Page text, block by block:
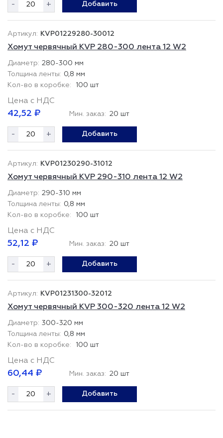
- + Добавить
KVP01229280-30012
Хомут червячный KVP 280-300 лента 12 W2
280-300 мм
0,8 мм
100 шт
Цена с НДС
42,52 ₽ Мин. заказ: 20 шт
- + Добавить
KVP01230290-31012
Хомут червячный KVP 290-310 лента 12 W2
290-310 мм
0,8 мм
100 шт
Цена с НДС
52,12 ₽ Мин. заказ: 20 шт
- + Добавить
KVP01231300-32012
Хомут червячный KVP 300-320 лента 12 W2
300-320 мм
0,8 мм
100 шт
Цена с НДС
60,44 ₽ Мин. заказ: 20 шт
- + Добавить